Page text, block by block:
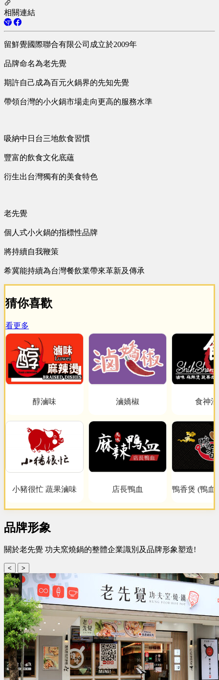
相關連結
留鮮覺國際聯合有限公司成立於2009年
品牌命名為老先覺
期許自己成為百元火鍋界的先知先覺
帶領台灣的小火鍋市場走向更高的服務水準
吸納中日台三地飲食習慣
豐富的飲食文化底蘊
衍生出台灣獨有的美食特色
老先覺
個人式小火鍋的指標性品牌
將持續自我鞭策
希冀能持續為台灣餐飲業帶來革新及傳承
猜你喜歡
看更多
醇滷味
小豬很忙 蔬果滷味
滷嬌椒
店長鴨血
食神
鴨香煲 (鴨血
品牌形象
關於老先覺 功夫窯燒鍋的整體企業識別及品牌形象塑造!
< >